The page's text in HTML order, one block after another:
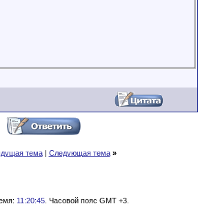
тема| Следующая тема »
11:20:45 . Часовой пояс GMT +3.